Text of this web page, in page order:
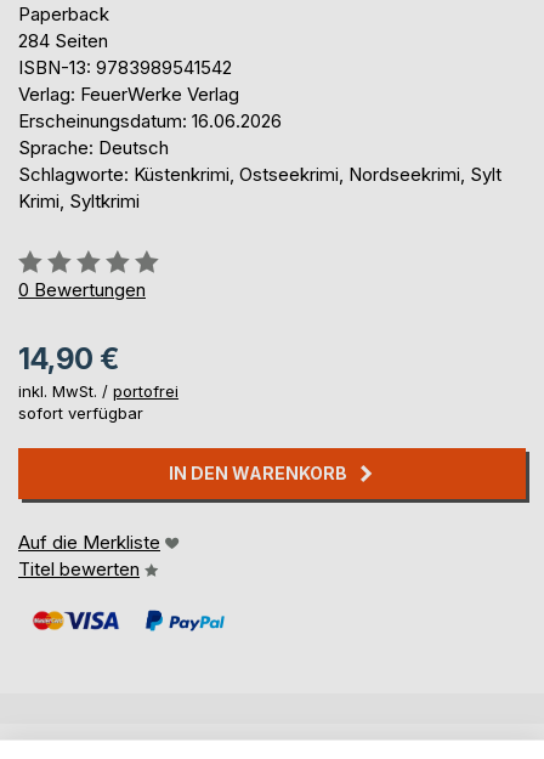
Paperback
284 Seiten
ISBN-13: 9783989541542
Verlag: FeuerWerke Verlag
Erscheinungsdatum: 16.06.2026
Sprache: Deutsch
Schlagworte: Küstenkrimi, Ostseekrimi, Nordseekrimi, Sylt
Krimi, Syltkrimi
Bewertung::
0%
0 Bewertungen
14,90 €
inkl. MwSt. / portofrei
sofort verfügbar
IN DEN WARENKORB
Auf die Merkliste
Titel bewerten